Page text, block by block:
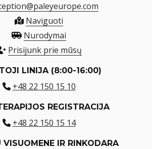
Naviguoti
Nurodymai
Prisijunk prie mūsų
LINIJA (8:00-16:00)
+48 22 150 15 10
REGISTRACIJA
+48 22 150 15 14
VISUOMENE IR RINKODARA